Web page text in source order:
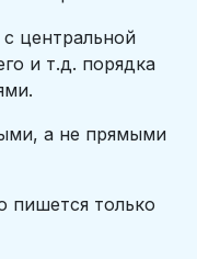
центральной
и т.д. порядка
а не прямыми
пишется только